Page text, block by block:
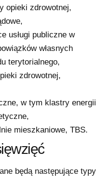
opieki zdrowotnej,
usługi publiczne w
własnych
terytorialnego,
zdrowotnej,
w tym klastry energii
mieszkaniowe, TBS.
będą następujące typy